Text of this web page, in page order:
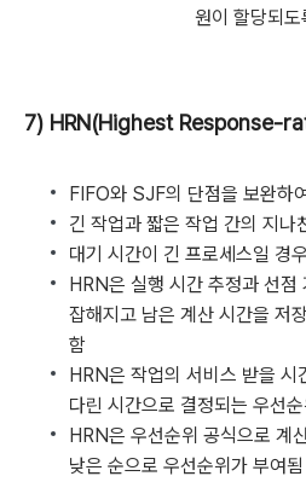
원이 할당되도
7) HRN(Highest Response-
FIFO와 SJF의 단점을 보완하
긴 작업과 짧은 작업 간의 지나
대기 시간이 긴 프로세스일 경
HRN은 실행 시간 추정과 선점
잡해지고 남은 계산 시간을 저
함
HRN은 작업의 서비스 받을 시
다린 시간으로 결정되는 우선
HRN은 우선순위 공식으로 계
낮은 순으로 우선순위가 부여됨